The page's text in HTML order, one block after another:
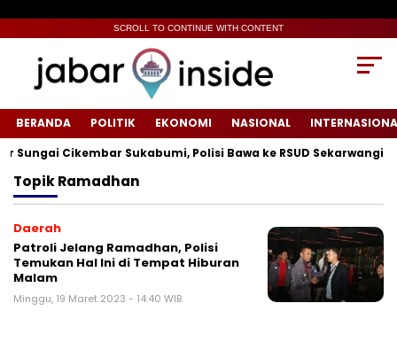
SCROLL TO CONTINUE WITH CONTENT
BERANDA POLITIK EKONOMI NASIONAL
Cikembar Sukabumi, Polisi Bawa ke RSUD Sekarwangi‎
TopikRamadhan
Daerah
Patroli Jelang Ramadhan, Polisi
Temukan Hal Ini di Tempat Hiburan
Malam
Minggu, 19 Maret 2023 - 14:40 WIB